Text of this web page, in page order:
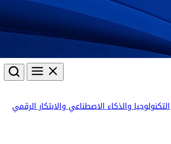
التكنولوجيا والذكاء الاصطناعي والابتكار الرقمي